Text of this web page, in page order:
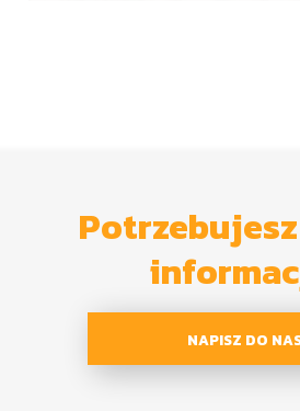
NAPISZ DO